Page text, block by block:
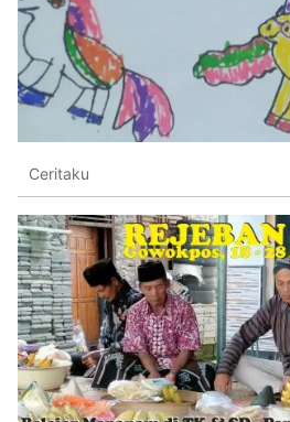
Ceritaku